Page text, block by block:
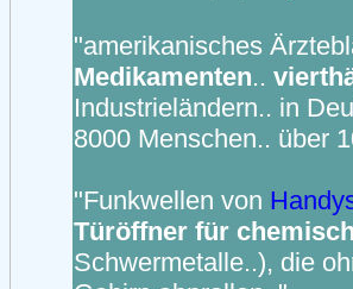
"amerikanisches
Medikamenten..
Industrieländern.. in
8000 Menschen.. über
"Funkwellen von
Türöffner für
Schwermetalle..), die